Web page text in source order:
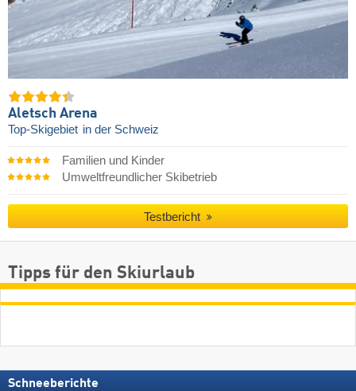
Aletsch Arena
Top-Skigebiet in der Schweiz
Familien und Kinder
Umweltfreundlicher Skibetrieb
Testbericht
Tipps für den Skiurlaub
Schneeberichte